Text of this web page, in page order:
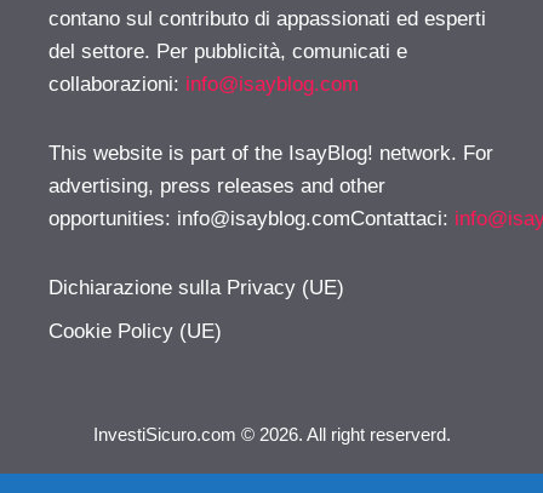
contano sul contributo di appassionati ed esperti
del settore. Per pubblicità, comunicati e
collaborazioni: info@isayblog.com
This website is part of the IsayBlog! network. For
advertising, press releases and other
opportunities: info@isayblog.comContattaci:
Dichiarazione sulla Privacy (UE)
Cookie Policy (UE)
InvestiSicuro.com © 2026. All right reserverd.